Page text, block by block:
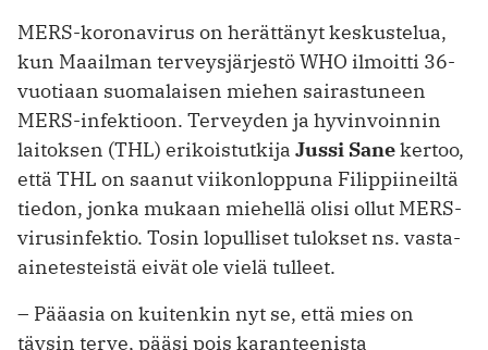
MERS-koronavirus on herättänyt keskustelua,
kun Maailman terveysjärjestö WHO ilmoitti 36-
vuotiaan suomalaisen miehen sairastuneen
MERS-infektioon. Terveyden ja hyvinvoinnin
laitoksen (THL) erikoistutkija Jussi Sanekertoo,
että THL on saanut viikonloppuna Filippiineiltä
tiedon, jonka mukaan miehellä olisi ollut MERS-
virusinfektio. Tosin lopulliset tulokset ns. vasta-
ainetesteistä eivät ole vielä tulleet.
– Pääasia on kuitenkin nyt se, että mies on
täysin terve, pääsi pois karanteenista